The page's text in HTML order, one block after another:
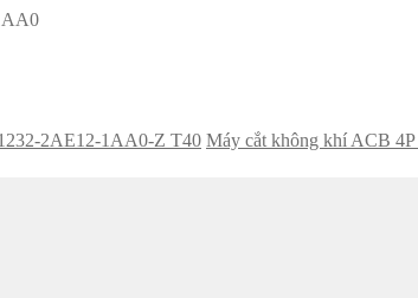
2AE12-1AA0-Z T40 Máy cắt không khí ACB